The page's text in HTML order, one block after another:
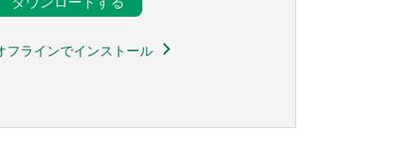
フラインでインストール